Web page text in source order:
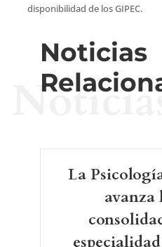
disponibilidad de los GIPEC.
Noticias
La
avanza